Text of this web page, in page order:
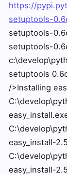
https://
setuptools-
setuptools-
setuptools-
setuptools
/>Installing
easy_install-
easy_install-